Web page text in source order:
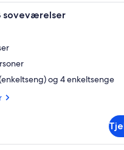
soveværelser
og 4 enkeltsenge